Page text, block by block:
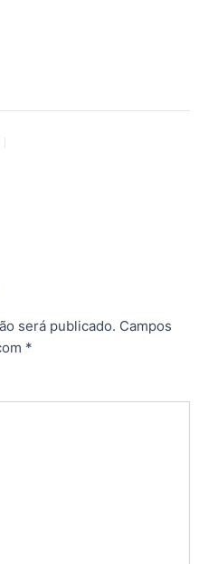
será publicado. Campos
*